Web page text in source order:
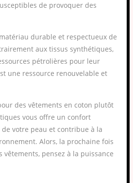
de provoquer des
durable et respectueux de
aux tissus synthétiques,
pétrolières pour leur
une ressource renouvelable et
des vêtements en coton plutôt
vous offre un confort
votre peau et contribue à la
Alors, la prochaine fois
vêtements, pensez à la puissance